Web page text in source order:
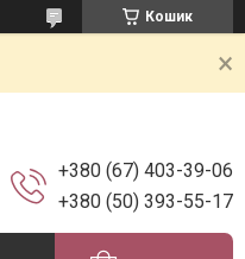
Кошик
+380 (67) 403-39-06
+380 (50) 393-55-17